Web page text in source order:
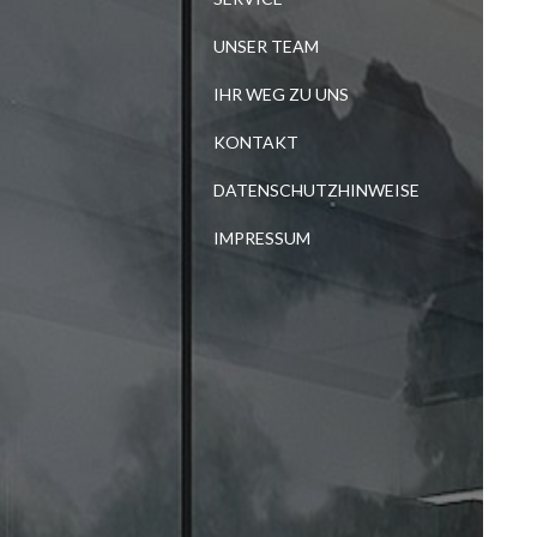
UNSER TEAM
IHR WEG ZU UNS
KONTAKT
DATENSCHUTZHINWEISE
IMPRESSUM